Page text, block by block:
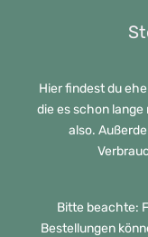
Hier findest du
die es schon
also.
Bitte beachte:
Bestellungen